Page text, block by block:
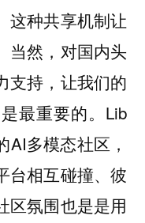
这种共享机制让
当然，对国内头
支持，让我们的
最重要的。Lib
多模态社区，
台相互碰撞、彼
区氛围也是是用